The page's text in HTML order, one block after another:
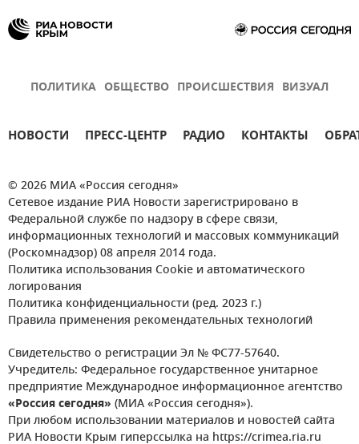
ПОЛИТИКА ОБЩЕСТВО ПРОИСШЕСТВИЯ ВИЗУАЛ
НОВОСТИ ПРЕСС-ЦЕНТР РАДИО КОНТАКТЫ
© 2026 МИА «Россия сегодня»
Сетевое издание РИА Новости зарегистрировано в
Федеральной службе по надзору в сфере связи,
информационных технологий и массовых коммуникаций
(Роскомнадзор) 08 апреля 2014 года.
Политика использования Cookie и автоматического
логирования
Политика конфиденциальности (ред. 2023 г.)
Правила применения рекомендательных технологий
Свидетельство о регистрации Эл № ФС77-57640.
Учредитель: Федеральное государственное унитарное
предприятие Международное информационное агентство
«Россия сегодня» (МИА «Россия сегодня»).
При любом использовании материалов и новостей сайта
РИА Новости Крым гиперссылка на https://crimea.ria.ru